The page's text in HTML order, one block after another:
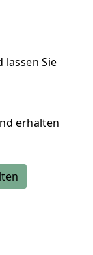
lassen Sie
erhalten